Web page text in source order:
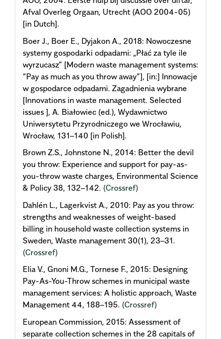
Afval Overleg Orgaan, Utrecht (AOO 2004-05)
[in Dutch].
Boer J., Boer E., Dyjakon A., 2018: Nowoczesne
systemy gospodarki odpadami: „Płać za tyle ile
wyrzucasz” [Modern waste management systems:
“Pay as much as you throw away”], [in:] Innowacje
w gospodarce odpadami. Zagadnienia wybrane
[Innovations in waste management. Selected
issues ], A. Białowiec (ed.), Wydawnictwo
Uniwersytetu Przyrodniczego we Wrocławiu,
Wrocław, 131–140 [in Polish].
Brown Z.S., Johnstone N., 2014: Better the devil
you throw: Experience and support for pay-as-
you-throw waste charges, Environmental Science
& Policy 38, 132–142. (Crossref)
Dahlén L., Lagerkvist A., 2010: Pay as you throw:
strengths and weaknesses of weight-based
billing in household waste collection systems in
Sweden, Waste management 30(1), 23–31.
(Crossref)
Elia V., Gnoni M.G., Tornese F., 2015: Designing
Pay-As-You-Throw schemes in municipal waste
management services: A holistic approach, Waste
Management 44, 188–195. (Crossref)
European Commission, 2015: Assessment of
separate collection schemes in the 28 capitals of